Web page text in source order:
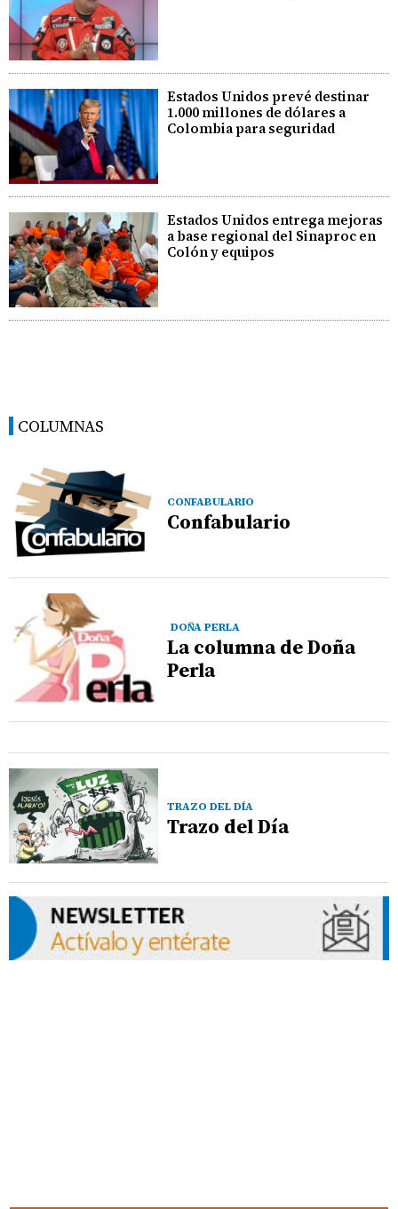
Estados Unidos prevé destinar
1.000 millones de dólares a
Colombia para seguridad
Estados Unidos entrega mejoras
a base regional del Sinaproc en
Colón y equipos
COLUMNAS
CONFABULARIO
Confabulario
DOÑA PERLA
La columna de Doña
Perla
TRAZO DEL DÍA
Trazo del Día